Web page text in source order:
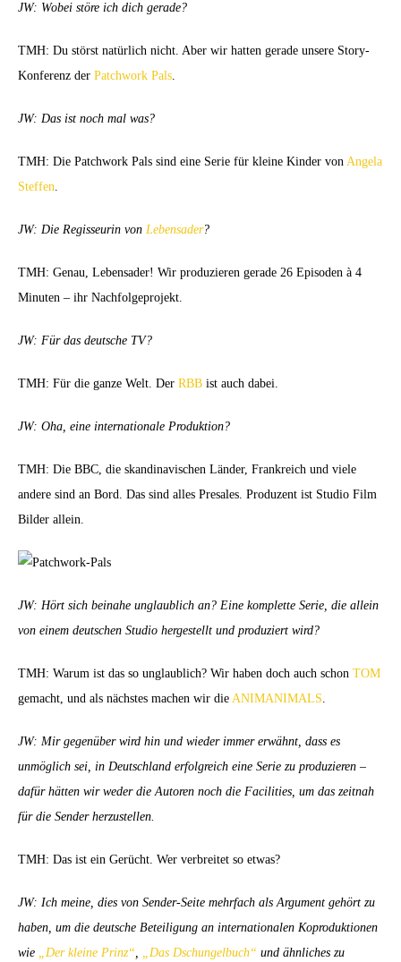
JW: Wobei störe ich dich gerade?
TMH: Du störst natürlich nicht. Aber wir hatten gerade unsere Story-
Konferenz der Patchwork Pals.
JW: Das ist noch mal was?
TMH: Die Patchwork Pals sind eine Serie für kleine Kinder von Angela
Steffen.
JW: Die Regisseurin von Lebensader?
TMH: Genau, Lebensader! Wir produzieren gerade 26 Episoden à 4
Minuten – ihr Nachfolgeprojekt.
JW: Für das deutsche TV?
TMH: Für die ganze Welt. Der RBB ist auch dabei.
JW: Oha, eine internationale Produktion?
TMH: Die BBC, die skandinavischen Länder, Frankreich und viele
andere sind an Bord. Das sind alles Presales. Produzent ist Studio Film
Bilder allein.
JW: Hört sich beinahe unglaublich an? Eine komplette Serie, die allein
von einem deutschen Studio hergestellt und produziert wird?
TMH: Warum ist das so unglaublich? Wir haben doch auch schon TOM
gemacht, und als nächstes machen wir die ANIMANIMALS.
JW: Mir gegenüber wird hin und wieder immer erwähnt, dass es
unmöglich sei, in Deutschland erfolgreich eine Serie zu produzieren –
dafür hätten wir weder die Autoren noch die Facilities, um das zeitnah
für die Sender herzustellen.
TMH: Das ist ein Gerücht. Wer verbreitet so etwas?
JW: Ich meine, dies von Sender-Seite mehrfach als Argument gehört zu
haben, um die deutsche Beteiligung an internationalen Koproduktionen
wie „Der kleine Prinz“, „Das Dschungelbuch“ und ähnliches zu